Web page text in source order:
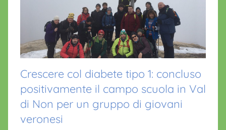
Crescere col diabete tipo 1: concluso
positivamente il campo scuola in Val
di Non per un gruppo di giovani
veronesi